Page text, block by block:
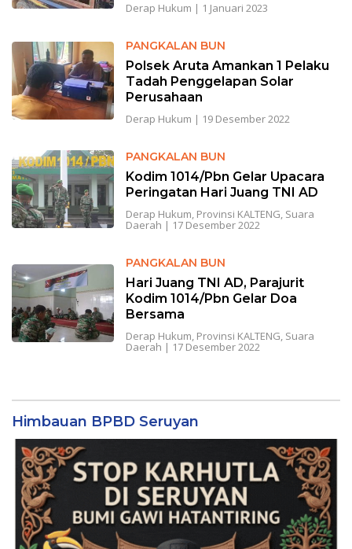
Derap Hukum | 1 Januari 2023
PANGKALAN BUN
Polsek Aruta Amankan 1 Pelaku
Tadah Penggelapan Solar
Perusahaan
Derap Hukum | 19 Desember 2022
PANGKALAN BUN
Kodim 1014/Pbn Gelar Upacara
Peringatan Hari Juang TNI AD
Derap Hukum, Provinsi KALTENG, Suara
Daerah | 17 Desember 2022
PANGKALAN BUN
Hari Juang TNI AD, Parajurit
Kodim 1014/Pbn Gelar Doa
Bersama
Derap Hukum, Provinsi KALTENG, Suara
Daerah | 17 Desember 2022
Himbauan BPBD Seruyan